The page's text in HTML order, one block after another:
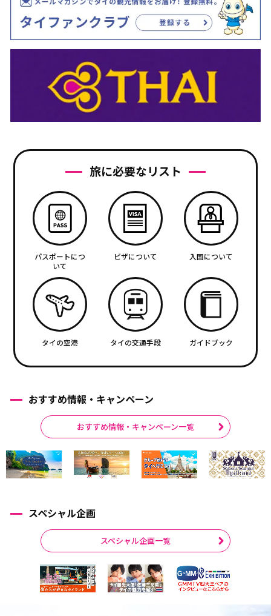
旅に必要なリスト
パスポートにつ
いて
ビザについて 入国について
タイの空港 タイの交通手段 ガイドブック
おすすめ情報・キャンペーン
おすすめ情報・キャンペーン一覧
スペシャル企画
スペシャル企画一覧